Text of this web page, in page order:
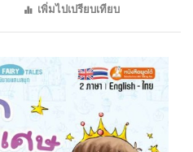
เพิ่มไปเปรียบเทียบ